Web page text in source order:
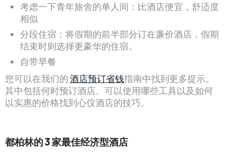
考虑一下青年旅舍的单人间：比酒店便宜，舒适度
相似
分段住宿：将假期的前半部分订在廉价酒店，假期
结束时则选择更豪华的住宿。
自带早餐
您可以在我们的酒店预订省钱指南中找到更多提示。
其中包括何时预订酒店、可以使用哪些工具以及如何
以实惠的价格找到心仪酒店的技巧。
都柏林的 3 家最佳经济型酒店